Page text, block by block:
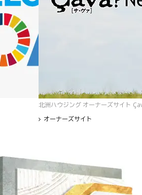
北洲ハウジング オーナーズサイト
オーナーズサイト